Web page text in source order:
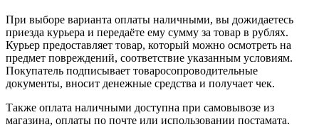
При выборе варианта оплаты наличными, вы дожидаетесь
приезда курьера и передаёте ему сумму за товар в рублях.
Курьер предоставляет товар, который можно осмотреть на
предмет повреждений, соответствие указанным условиям.
Покупатель подписывает товаросопроводительные
документы, вносит денежные средства и получает чек.
Также оплата наличными доступна при самовывозе из
магазина, оплаты по почте или использовании постамата.